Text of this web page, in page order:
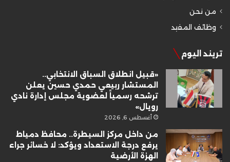
من نحن
وظائف المفيد
تريند اليوم
«قبيل انطلاق السباق الانتخابي..
المستشار ربيعي حمدي حسين يعلن
ترشحه رسمياً لعضوية مجلس إدارة نادي
رويال»
أغسطس 6, 2026
من داخل مركز السيطرة.. محافظ دمياط
يرفع درجة الاستعداد ويؤكد: لا خسائر جراء
الهزة الأرضية